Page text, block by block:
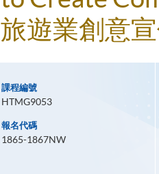
旅遊業創意
課程編號
HTMG9053
報名代碼
1865-1867NW